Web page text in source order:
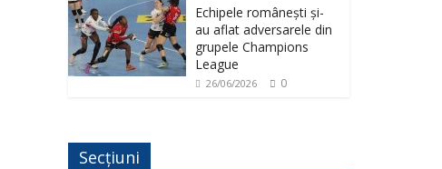
Echipele românești și-
au aflat adversarele din
grupele Champions
League
26/06/2026 0
Secțiuni